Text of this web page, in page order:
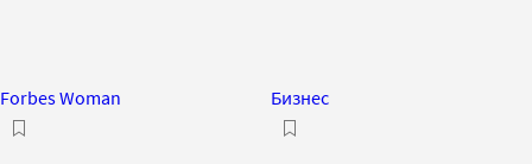
Forbes Woman Бизнес